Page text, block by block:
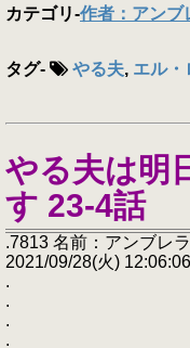
カテゴリ-作者：アン
タグ- やる夫, エル・
やる夫は明
す 23-4話
.7813 名前：アンブレ
2021/09/28(火)
.
.
.
. ＿